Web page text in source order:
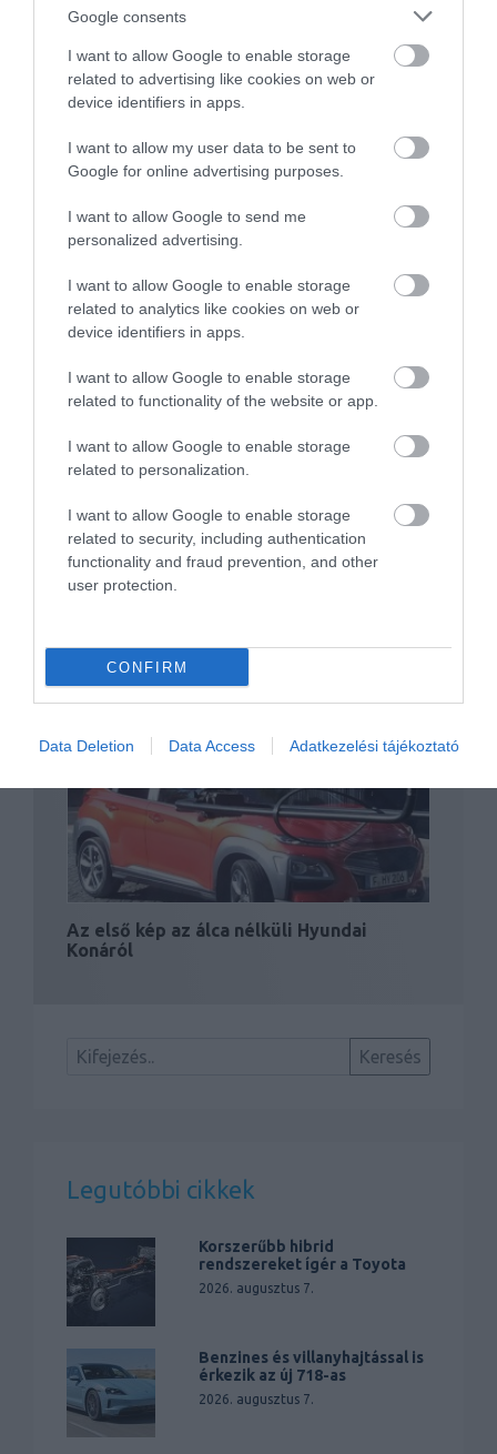
Google consents
I want to allow Google to enable storage
related to advertising like cookies on web or
device identifiers in apps.
I want to allow my user data to be sent to
Google for online advertising purposes.
I want to allow Google to send me
personalized advertising.
I want to allow Google to enable storage
related to analytics like cookies on web or
device identifiers in apps.
I want to allow Google to enable storage
related to functionality of the website or app.
I want to allow Google to enable storage
related to personalization.
I want to allow Google to enable storage
related to security, including authentication
functionality and fraud prevention, and other
user protection.
CONFIRM
Data Deletion Data Access Adatkezelési tájékoztató
Megint egy SUV-al bővít a Hyundai
Nem vált be: a Hyundai Santa Cruz
pickupot korán…
Hyundai lesz a Safety Car a Superbike
Az első kép az álca nélküli Hyundai
Konáról
Legutóbbi cikkek
Korszerűbb hibrid
rendszereket ígér a Toyota
2026. augusztus 7.
Benzines és villanyhajtással is
érkezik az új 718-as
2026. augusztus 7.